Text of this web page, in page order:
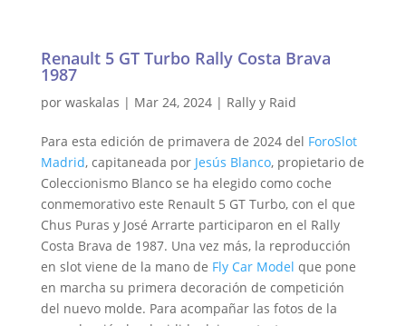
Renault 5 GT Turbo Rally Costa Brava
1987
por waskalas | Mar 24, 2024| Rally y Raid
Para esta edición de primavera de 2024 del ForoSlot
Madrid, capitaneada por Jesús Blanco, propietario de
Coleccionismo Blanco se ha elegido como coche
conmemorativo este Renault 5 GT Turbo, con el que
Chus Puras y José Arrarte participaron en el Rally
Costa Brava de 1987. Una vez más, la reproducción
en slot viene de la mano de Fly Car Model que pone
en marcha su primera decoración de competición
del nuevo molde. Para acompañar las fotos de la